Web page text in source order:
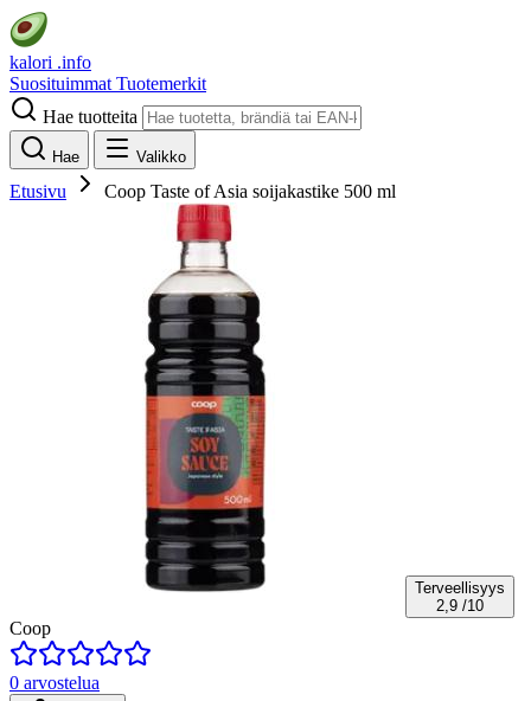
kalori .info
Suosituimmat Tuotemerkit
Hae tuotteita
Hae Valikko
Etusivu Coop Taste of Asia soijakastike 500 ml
Terveellisyys
2,9 /10
Coop
0 arvostelua